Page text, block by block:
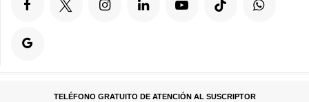
TELÉFONO GRATUITO DE ATENCIÓN AL SUSCRIPTOR